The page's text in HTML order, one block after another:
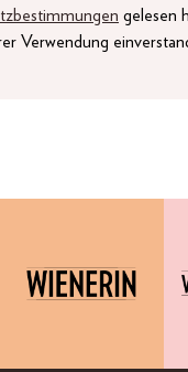
gelesen
Verwendung